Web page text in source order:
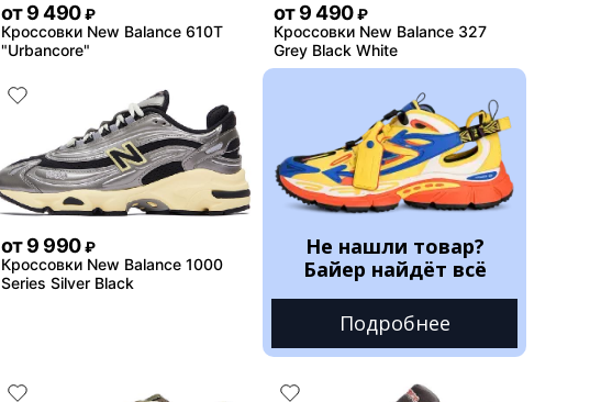
от9 490 ₽
Кроссовки New Balance 610T
"Urbancore"
от9 490 ₽
Кроссовки New Balance 327
Grey Black White
от9 990 ₽
Кроссовки New Balance 1000
Series Silver Black
Не нашли товар?
Байер найдёт всё
Подробнее